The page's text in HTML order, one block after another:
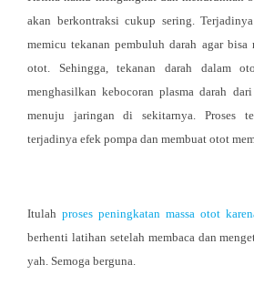
akan berkontraksi cukup sering.
memicu tekanan pembuluh darah agar bisa
otot. Sehingga, tekanan darah dalam
menghasilkan kebocoran plasma darah
menuju jaringan di sekitarnya. Proses
terjadinya efek pompa dan membuat otot
Itulah proses peningkatan massa otot
berhenti latihan setelah membaca dan
yah. Semoga berguna.